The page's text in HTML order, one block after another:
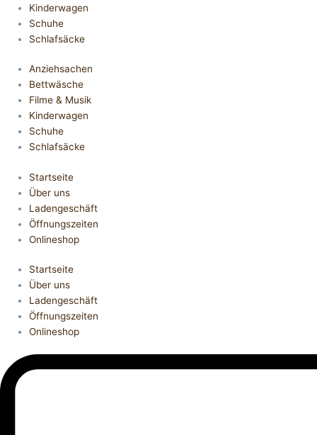
Kinderwagen
Schuhe
Schlafsäcke
Anziehsachen
Bettwäsche
Filme & Musik
Kinderwagen
Schuhe
Schlafsäcke
Startseite
Über uns
Ladengeschäft
Öffnungszeiten
Onlineshop
Startseite
Über uns
Ladengeschäft
Öffnungszeiten
Onlineshop